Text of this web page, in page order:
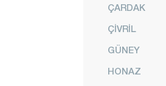
ÇARDAK
ÇİVRİL
GÜNEY
HONAZ